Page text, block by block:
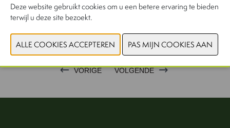
WEBSITE CATALOGUS
PRODUCTGROEP
VORIGE VOLGENDE
Deze website gebruikt cookies om u een betere ervaring te bieden
terwijl u deze site bezoekt.